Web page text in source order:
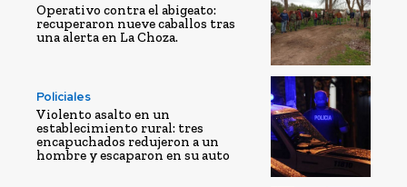
Operativo contra el abigeato:
recuperaron nueve caballos tras
una alerta en La Choza.
Policiales
Violento asalto en un
establecimiento rural: tres
encapuchados redujeron a un
hombre y escaparon en su auto